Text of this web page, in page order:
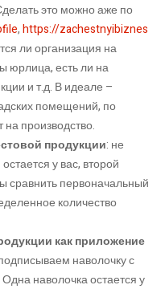
это можно аже по
,https://zachestnyibiznes
ли организация на
юрлица, есть ли на
и т.д. В идеале –
помещений, по
на производство.
продукции: не
у вас, второй
сравнить первоначальный
количество
как приложение
наволочку с
наволочка остается у